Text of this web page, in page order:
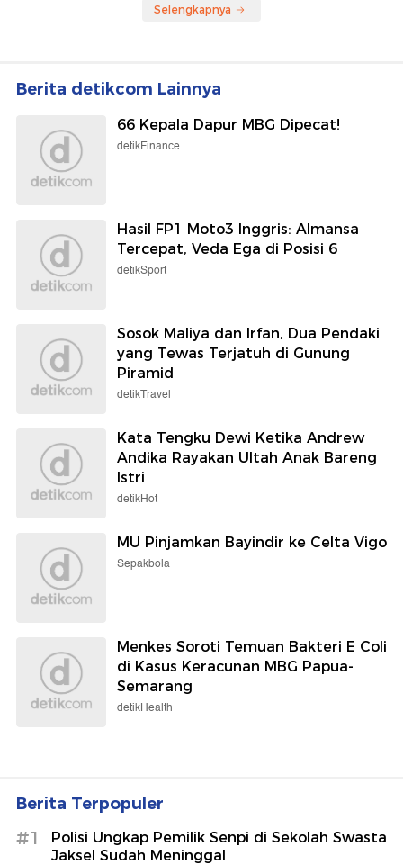
Selengkapnya
Berita detikcom Lainnya
66 Kepala Dapur MBG Dipecat!
detikFinance
Hasil FP1 Moto3 Inggris: Almansa
Tercepat, Veda Ega di Posisi 6
detikSport
Sosok Maliya dan Irfan, Dua Pendaki
yang Tewas Terjatuh di Gunung
Piramid
detikTravel
Kata Tengku Dewi Ketika Andrew
Andika Rayakan Ultah Anak Bareng
Istri
detikHot
MU Pinjamkan Bayindir ke Celta Vigo
Sepakbola
Menkes Soroti Temuan Bakteri E Coli
di Kasus Keracunan MBG Papua-
Semarang
detikHealth
Berita Terpopuler
#1
Polisi Ungkap Pemilik Senpi di Sekolah Swasta
Jaksel Sudah Meninggal